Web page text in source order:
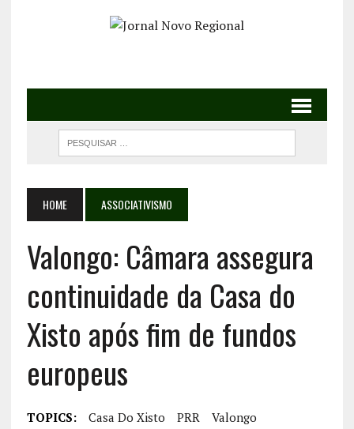
HOME ASSOCIATIVISMO
Valongo: Câmara assegura
continuidade da Casa do
Xisto após fim de fundos
europeus
TOPICS: Casa Do Xisto PRR Valongo